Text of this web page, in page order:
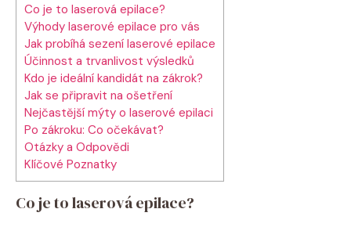
Co je to laserová epilace?
Výhody laserové epilace pro vás
Jak probíhá sezení laserové epilace
Účinnost a trvanlivost výsledků
Kdo je ideální kandidát na zákrok?
Jak se připravit na ošetření
Nejčastější mýty o laserové epilaci
Po zákroku: Co očekávat?
Otázky a Odpovědi
Klíčové Poznatky
Co je to laserová epilace?